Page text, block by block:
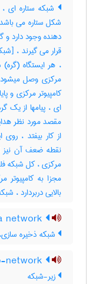
شبکه ستاره ای
دهنده وجود دارد و
قرار می گیرند ،
، هر ایستگاه
مرکزی وصل
کامپیوتر مرکزی و
ای ، پیامها از یک
مقصد مورد نظر
از کار بیفتد ، روی
نقطه ضعف آن نیز
مجزا به
بالایی دربردارد ،
شبکه ذخیره
زیر-شبکه